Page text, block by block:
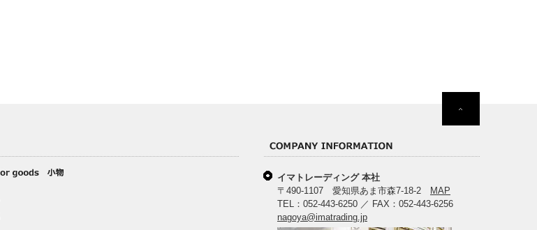
イマトレーディング 本社
〒490-1107 愛知県あま市森7-18-2
MAP
TEL：052-443-6250 ／ FAX：052-443-6256
nagoya@imatrading.jp